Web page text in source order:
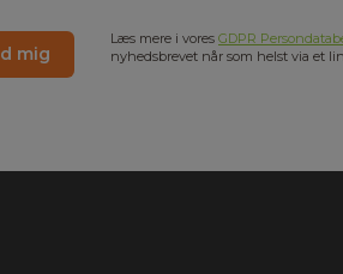
mig
Læs mere i vores GDPR
nyhedsbrevet når som helst via et